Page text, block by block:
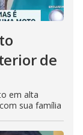
de
em alta
sua família